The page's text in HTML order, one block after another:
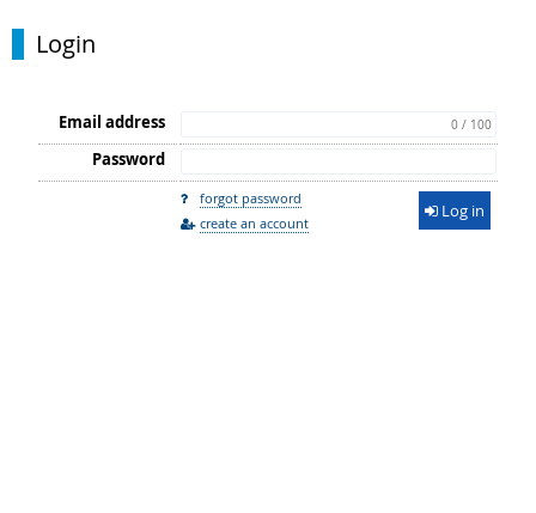
Login
Email address 0 / 100
Password
forgot password
create an account
Log in